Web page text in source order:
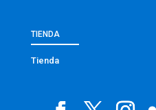
TIENDA
Tienda